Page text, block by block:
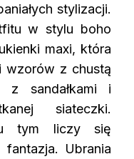
stylizacji.
w stylu boho
maxi, która
wzorów z chustą
z sandałkami i
siateczki.
tym liczy się
Ubrania